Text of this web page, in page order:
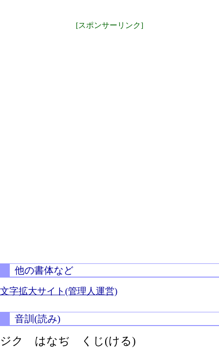
[スポンサーリンク]
他の書体など
文字拡大サイト(管理人運営)
音訓(読み)
ジク はなぢ くじ(ける)